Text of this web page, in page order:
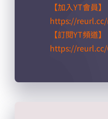
【加入YT會員】
https://
【訂閱YT頻道】
https://reurl.cc/